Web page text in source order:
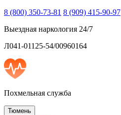
8 (800) 350-73-81 8 (909) 415-90-97
Выездная наркология 24/7
Л041-01125-54/00960164
Похмельная служба
Тюмень